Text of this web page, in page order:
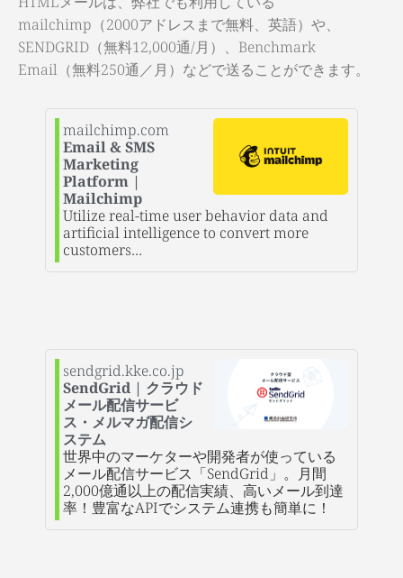
mailchimp（2000アドレスまで無料、英語）や、
SENDGRID（無料12,000通/月）、Benchmark
Email（無料250通／月）などで送ることができます。
mailchimp.com
Email & SMS
Marketing
Platform |
Mailchimp
Utilize real-time user behavior data and
artificial intelligence to convert more
customers…
sendgrid.kke.co.jp
SendGrid | クラウド
メール配信サービ
ス・メルマガ配信シ
ステム
世界中のマーケターや開発者が使っている
メール配信サービス「SendGrid」。月間
2,000億通以上の配信実績、高いメール到達
率！豊富なAPIでシステム連携も簡単に！